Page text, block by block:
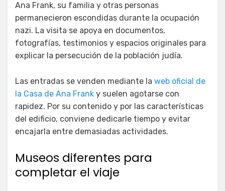
Ana Frank, su familia y otras personas
permanecieron escondidas durante la ocupación
nazi. La visita se apoya en documentos,
fotografías, testimonios y espacios originales para
explicar la persecución de la población judía.
Las entradas se venden mediante la web oficial de
la Casa de Ana Frank y suelen agotarse con
rapidez. Por su contenido y por las características
del edificio, conviene dedicarle tiempo y evitar
encajarla entre demasiadas actividades.
Museos diferentes para
completar el viaje